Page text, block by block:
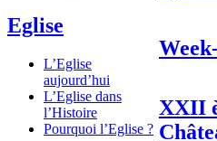
Eglise
L’Eglise
aujourd’hui
L’Eglise dans
l’Histoire
Pourquoi l’Eglise ?
XXII